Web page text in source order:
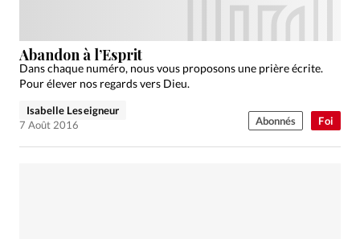
Foi
Abandon à l’Esprit
Dans chaque numéro, nous vous proposons une prière écrite.
Pour élever nos regards vers Dieu.
Isabelle Leseigneur
7 Août 2016
Abonnés